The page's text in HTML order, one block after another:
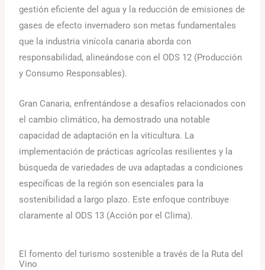
gestión eficiente del agua y la reducción de emisiones de
gases de efecto invernadero son metas fundamentales
que la industria vinícola canaria aborda con
responsabilidad, alineándose con el ODS 12 (Producción
y Consumo Responsables).
Gran Canaria, enfrentándose a desafíos relacionados con
el cambio climático, ha demostrado una notable
capacidad de adaptación en la viticultura. La
implementación de prácticas agrícolas resilientes y la
búsqueda de variedades de uva adaptadas a condiciones
específicas de la región son esenciales para la
sostenibilidad a largo plazo. Este enfoque contribuye
claramente al ODS 13 (Acción por el Clima).
El fomento del turismo sostenible a través de la Ruta del
Vino